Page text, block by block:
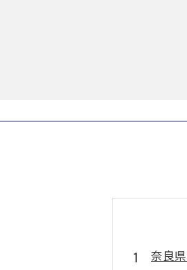
奈良